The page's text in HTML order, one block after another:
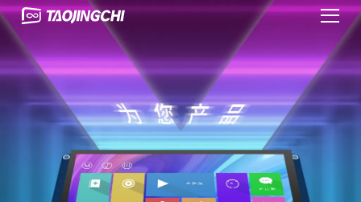
tjc
淘
馳
串
深
圳
淘
晶